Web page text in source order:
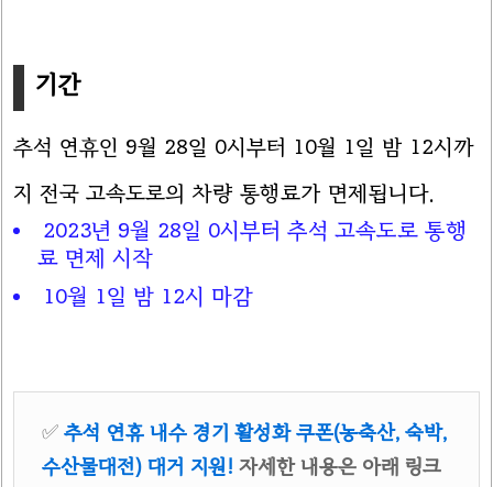
기간
추석 연휴인 9월 28일 0시부터 10월 1일 밤 12시까
지 전국 고속도로의 차량 통행료가 면제됩니다.
2023년 9월 28일 0시부터 추석 고속도로 통행
료 면제 시작
10월 1일 밤 12시 마감
✅ 추석 연휴 내수 경기 활성화 쿠폰(농축산, 숙박,
수산물대전) 대거 지원! 자세한 내용은 아래 링크